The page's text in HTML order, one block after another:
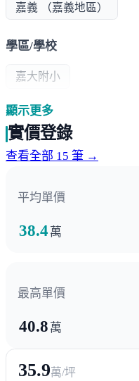
嘉義 （嘉義地區）
學區/學校
嘉大附小
超商/賣場
陽明醫院
政府機構
顯示更多
實價登錄
查看全部 15 筆 →
平均單價
38.4 萬
最高單價
40.8 萬
35.9萬/坪